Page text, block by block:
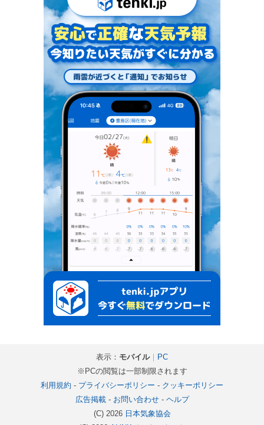
表示： モバイル｜ PC
※PCの閲覧は一部制限されます
利用規約 - プライバシーポリシー - クッキーポリシー
広告掲載- お問い合わせ- ヘルプ
(C) 2026 日本気象協会